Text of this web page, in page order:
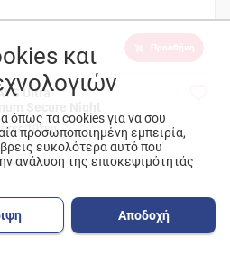
Ultra
10τεμ.
τεμάχιο
και
όπως τα cookies για να σου
προσωποποιημένη εμπειρία,
ευκολότερα αυτό που
ανάλυση της επισκεψιμότητάς
Αποδοχή